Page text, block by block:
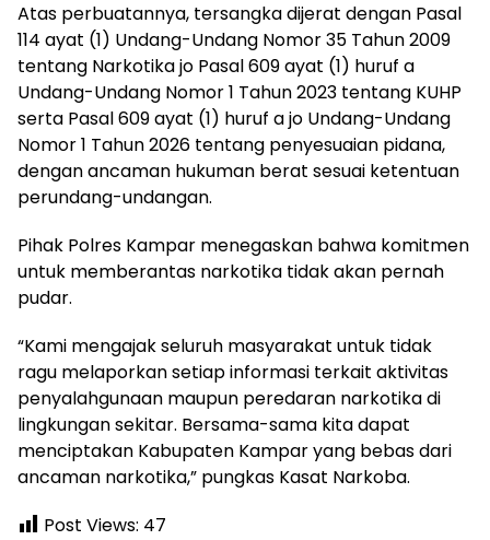
Atas perbuatannya, tersangka dijerat dengan Pasal
114 ayat (1) Undang-Undang Nomor 35 Tahun 2009
tentang Narkotika jo Pasal 609 ayat (1) huruf a
Undang-Undang Nomor 1 Tahun 2023 tentang KUHP
serta Pasal 609 ayat (1) huruf a jo Undang-Undang
Nomor 1 Tahun 2026 tentang penyesuaian pidana,
dengan ancaman hukuman berat sesuai ketentuan
perundang-undangan.
Pihak Polres Kampar menegaskan bahwa komitmen
untuk memberantas narkotika tidak akan pernah
pudar.
“Kami mengajak seluruh masyarakat untuk tidak
ragu melaporkan setiap informasi terkait aktivitas
penyalahgunaan maupun peredaran narkotika di
lingkungan sekitar. Bersama-sama kita dapat
menciptakan Kabupaten Kampar yang bebas dari
ancaman narkotika,” pungkas Kasat Narkoba.
Post Views: 47